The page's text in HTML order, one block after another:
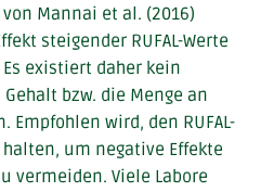
Mannai et al. (2016)
steigender RUFAL-Werte
existiert daher kein
bzw. die Menge an
wird, den RUFAL-
um negative Effekte
vermeiden. Viele Labore